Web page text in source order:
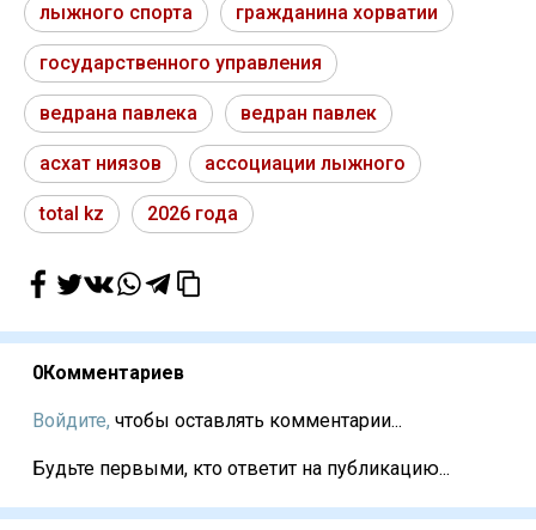
лыжного спорта гражданина хорватии
государственного управления
ведрана павлека ведран павлек
асхат ниязов ассоциации лыжного
total kz 2026 года
0Комментариев
Войдите, чтобы оставлять комментарии...
Будьте первыми, кто ответит на публикацию...